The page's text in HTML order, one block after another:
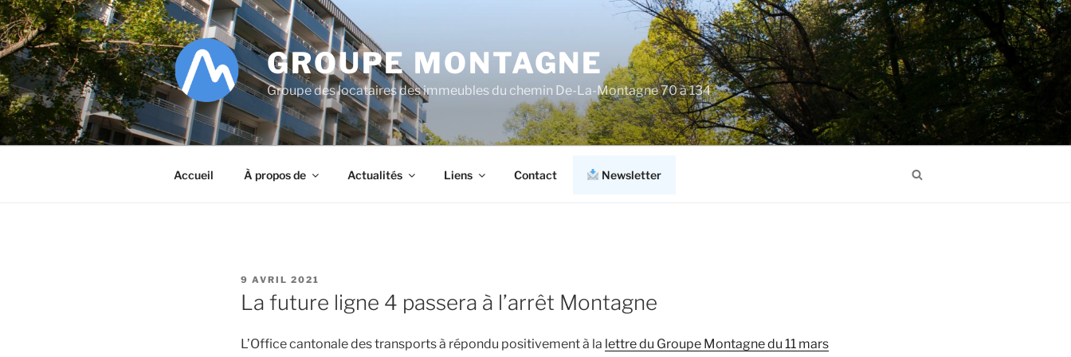
Aller
au
contenu
principal
GROUPE MONTAGNE
Groupe des locataires des immeubles du chemin De-La-Montagne 70 à 134
Accueil À propos de Actualités Liens Contact Newsletter
PUBLIÉ
LE
9 AVRIL 2021
La future ligne 4 passera à l’arrêt Montagne
L’Office cantonale des transports à répondu positivement à la lettre du Groupe Montagne du 11 mars